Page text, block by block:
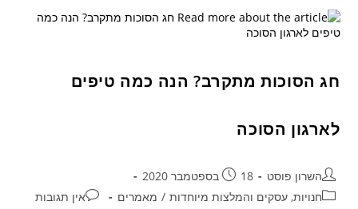
חג הסוכות מתקרב? הנה כמה טיפים
לארגון הסוכה
השרון פוסט
18 בספטמבר 2020
חנויות, עסקים והמלצות מיוחדות / מאמרים אין תגובות